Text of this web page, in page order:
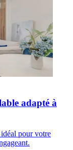
adapté à
pour votre